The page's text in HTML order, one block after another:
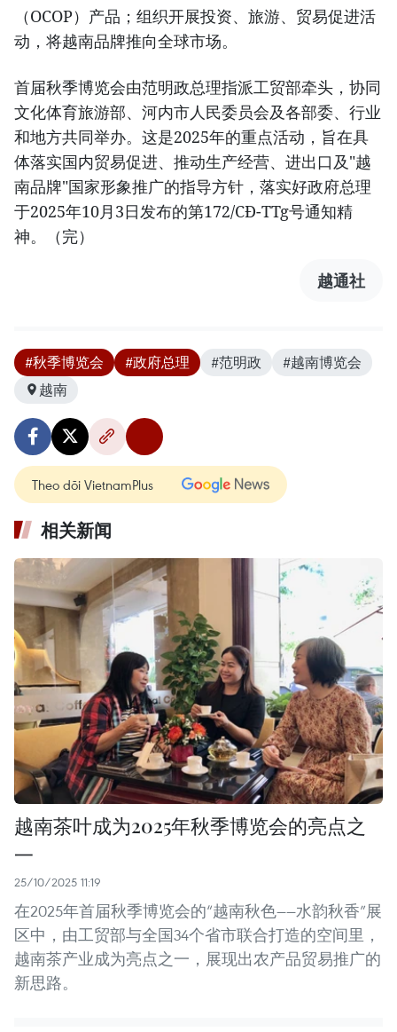
（OCOP）产品；组织开展投资、旅游、贸易促进活
动，将越南品牌推向全球市场。
首届秋季博览会由范明政总理指派工贸部牵头，协同
文化体育旅游部、河内市人民委员会及各部委、行业
和地方共同举办。这是2025年的重点活动，旨在具
体落实国内贸易促进、推动生产经营、进出口及"越
南品牌"国家形象推广的指导方针，落实好政府总理
于2025年10月3日发布的第172/CĐ-TTg号通知精
神。（完）
越通社
#秋季博览会 #政府总理 #范明政
#越南博览会
越南
Theo dõi VietnamPlus
相关新闻
越南茶叶成为2025年秋季博览会的亮点之
一
25/10/2025 11:19
在2025年首届秋季博览会的“越南秋色——水韵秋香”展
区中，由工贸部与全国34个省市联合打造的空间里，
越南茶产业成为亮点之一，展现出农产品贸易推广的
新思路。